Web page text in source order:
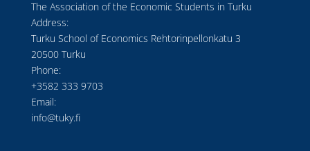
The Association of the Economic Students in Turku
Address:
Turku School of Economics Rehtorinpellonkatu 3
20500 Turku
Phone:
+3582 333 9703
Email:
info@tuky.fi